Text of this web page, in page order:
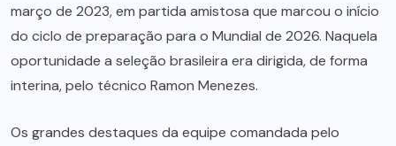
março de 2023, em partida amistosa que marcou o início
do ciclo de preparação para o Mundial de 2026. Naquela
oportunidade a seleção brasileira era dirigida, de forma
interina, pelo técnico Ramon Menezes.
Os grandes destaques da equipe comandada pelo